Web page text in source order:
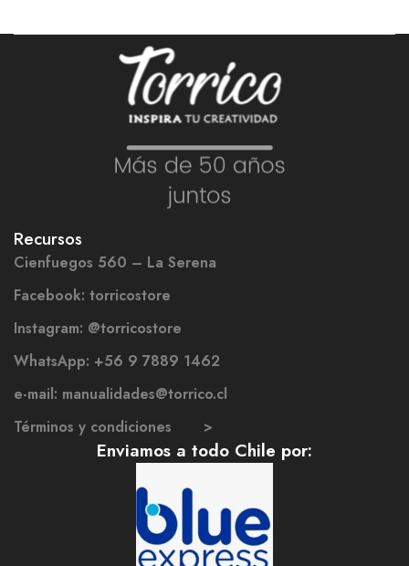
Recursos
Cienfuegos 560 – La Serena
Facebook: torricostore
Instagram: @torricostore
WhatsApp: +56 9 7889 1462
e-mail: manualidades@torrico.cl
Términos y condiciones >
Enviamos a todo Chile por: